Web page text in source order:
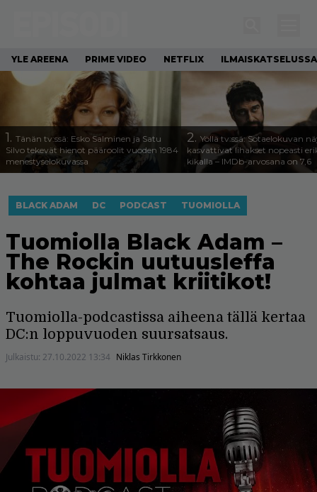
YLE AREENA PRIME VIDEO NETFLIX ILMAISKATSELUSSA
1. Tänän tv:ssä: Esko Salminen ja Satu
Silvo tekevät hienot pääroolit vuoden 1984
menestyselokuvassa
2. Yöllä tv:ssä: Sotaelokuvan
kasvattivat lihakset nopeasti
kikalla – IMDb-arvosana on 7,6
BLACK ADAM DC PODCAST TUOMIOLLA
Tuomiolla Black Adam –
The Rockin uutuusleffa
kohtaa julmat kriitikot!
Tuomiolla-podcastissa aiheena tällä kertaa
DC:n loppuvuoden suursatsaus.
Julkaistu: 27.10.2022 13:34 Niklas Tirkkonen